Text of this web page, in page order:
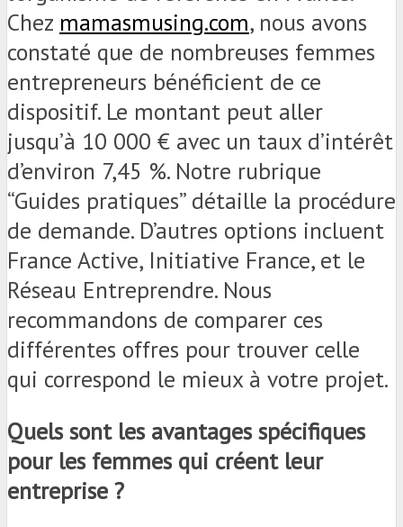
Chez mamasmusing.com, nous avons
constaté que de nombreuses femmes
entrepreneurs bénéficient de ce
dispositif. Le montant peut aller
jusqu’à 10 000 € avec un taux d’intérêt
d’environ 7,45 %. Notre rubrique
“Guides pratiques” détaille la procédure
de demande. D’autres options incluent
France Active, Initiative France, et le
Réseau Entreprendre. Nous
recommandons de comparer ces
différentes offres pour trouver celle
qui correspond le mieux à votre projet.
Quels sont les avantages spécifiques
pour les femmes qui créent leur
entreprise ?